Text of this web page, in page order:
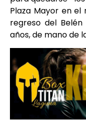
Plaza Mayor en el
regreso del
años, de mano de